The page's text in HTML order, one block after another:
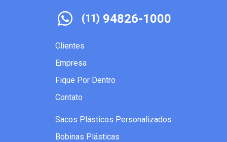
(11) 94826-1000
Clientes
Empresa
Fique Por Dentro
Contato
Sacos Plásticos Personalizados
Bobinas Plásticas